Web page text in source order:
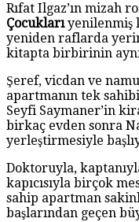
Rıfat Ilgaz’ın mizah
Çocuklarıyenilenmiş
yeniden raflarda yerini
kitapta birbirinin
Şeref, vicdan ve
apartmanın tek
Seyfi Saymaner’in
birkaç evden sonra
yerleştirmesiyle
Doktoruyla,
kapıcısıyla birçok
sahip apartman
başlarından geçen